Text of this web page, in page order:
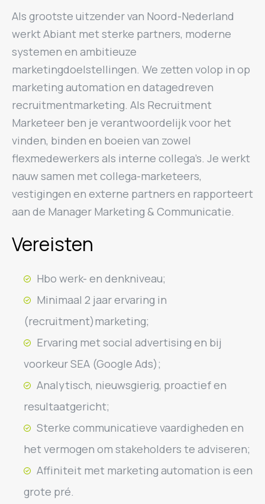
Als grootste uitzender van Noord-Nederland
werkt Abiant met sterke partners, moderne
systemen en ambitieuze
marketingdoelstellingen. We zetten volop in op
marketing automation en datagedreven
recruitmentmarketing. Als Recruitment
Marketeer ben je verantwoordelijk voor het
vinden, binden en boeien van zowel
flexmedewerkers als interne collega’s. Je werkt
nauw samen met collega-marketeers,
vestigingen en externe partners en rapporteert
aan de Manager Marketing & Communicatie.
Vereisten
Hbo werk- en denkniveau;
Minimaal 2 jaar ervaring in
(recruitment)marketing;
Ervaring met social advertising en bij
voorkeur SEA (Google Ads);
Analytisch, nieuwsgierig, proactief en
resultaatgericht;
Sterke communicatieve vaardigheden en
het vermogen om stakeholders te adviseren;
Affiniteit met marketing automation is een
grote pré.